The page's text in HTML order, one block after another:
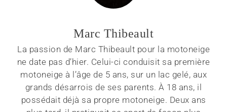
Marc Thibeault
La passion de Marc Thibeault pour la motoneige
ne date pas d’hier. Celui-ci conduisit sa première
motoneige à l’âge de 5 ans, sur un lac gelé, aux
grands désarrois de ses parents. À 18 ans, il
possédait déjà sa propre motoneige. Deux ans